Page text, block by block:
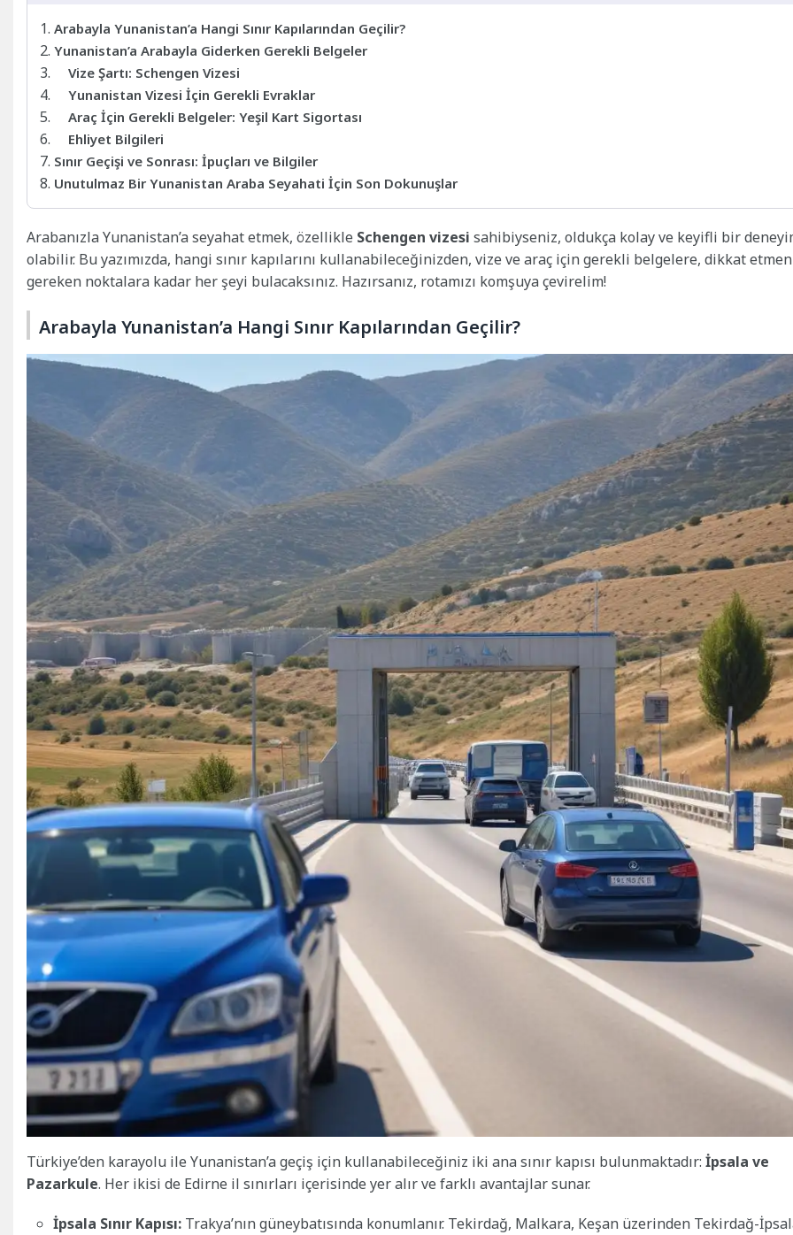
Arabayla Yunanistan’a Hangi Sınır Kapılarından Geçilir?
Yunanistan’a Arabayla Giderken Gerekli Belgeler
Vize Şartı: Schengen Vizesi
Yunanistan Vizesi İçin Gerekli Evraklar
Araç İçin Gerekli Belgeler: Yeşil Kart Sigortası
Ehliyet Bilgileri
Sınır Geçişi ve Sonrası: İpuçları ve Bilgiler
Unutulmaz Bir Yunanistan Araba Seyahati İçin Son Dokunuşlar
Arabanızla Yunanistan’a seyahat etmek, özellikle Schengen vizesi sahibiyseniz, oldukça kolay ve keyifli bir
olabilir. Bu yazımızda, hangi sınır kapılarını kullanabileceğinizden, vize ve araç için gerekli belgelere, dikkat
gereken noktalara kadar her şeyi bulacaksınız. Hazırsanız, rotamızı komşuya çevirelim!
Arabayla Yunanistan’a Hangi Sınır Kapılarından Geçilir?
Türkiye’den karayolu ile Yunanistan’a geçiş için kullanabileceğiniz iki ana sınır kapısı bulunmaktadır: İpsala ve
Pazarkule. Her ikisi de Edirne il sınırları içerisinde yer alır ve farklı avantajlar sunar.
İpsala Sınır Kapısı: Trakya’nın güneybatısında konumlanır. Tekirdağ, Malkara, Keşan üzerinden Tekirdağ-